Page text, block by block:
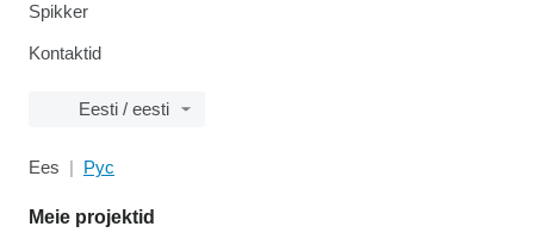
Spikker
Kontaktid
Eesti / eesti
Ees Рус
Meie projektid